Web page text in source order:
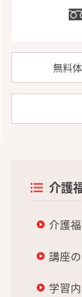
無料
介護
介護
講座
学習